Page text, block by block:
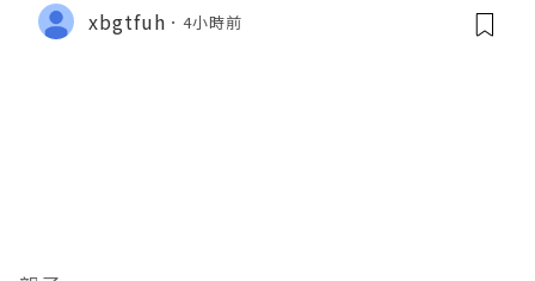
xbgtfuh 4小時前